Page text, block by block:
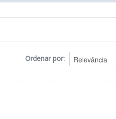
Ordenar por